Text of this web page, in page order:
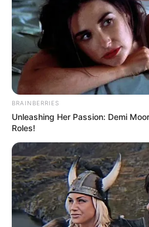
για γυναίκα
Η δίδυμη παραλία-
λωρίδα άμμου με θάλασσα
πλευρές, 90 λεπτά από
Ακολουθήστε το
News
BRAINBERRIES
Unleashing Her Passion: Demi
Roles!